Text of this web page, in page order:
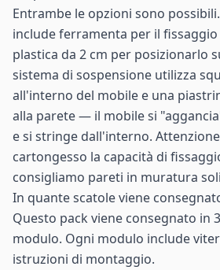
Entrambe le opzioni sono
include ferramenta per il
plastica da 2 cm per posizionarlo
sistema di sospensione utilizza
all'interno del mobile e una
alla parete — il mobile si
e si stringe dall'interno.
cartongesso la capacità di
consigliamo pareti in muratura
In quante scatole viene
Questo pack viene consegnato in
modulo. Ogni modulo include
istruzioni di montaggio.